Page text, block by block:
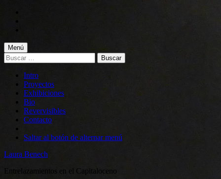
principal
principal
pie
de
página
Menú
Buscar:
Intro
Proyectos
Exhibiciones
Bio
Revervisibles
Contacto
Saltar al botón de alternar menú
Laura Benech
Entrelazamientos en el Capitaloceno